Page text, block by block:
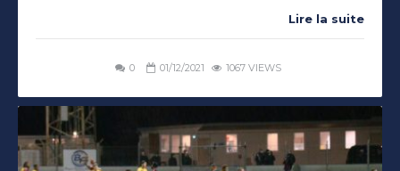
Lire la suite
0 01/12/2021 1067 VIEWS